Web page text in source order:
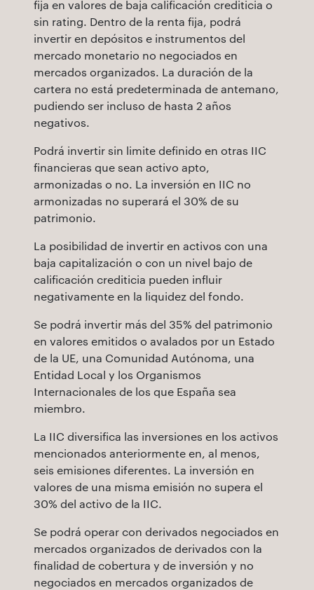
fija en valores de baja calificación crediticia o
sin rating. Dentro de la renta fija, podrá
invertir en depósitos e instrumentos del
mercado monetario no negociados en
mercados organizados. La duración de la
cartera no está predeterminada de antemano,
pudiendo ser incluso de hasta 2 años
negativos.
Podrá invertir sin limite definido en otras IIC
financieras que sean activo apto,
armonizadas o no. La inversión en IIC no
armonizadas no superará el 30% de su
patrimonio.
La posibilidad de invertir en activos con una
baja capitalización o con un nivel bajo de
calificación crediticia pueden influir
negativamente en la liquidez del fondo.
Se podrá invertir más del 35% del patrimonio
en valores emitidos o avalados por un Estado
de la UE, una Comunidad Autónoma, una
Entidad Local y los Organismos
Internacionales de los que España sea
miembro.
La IIC diversifica las inversiones en los activos
mencionados anteriormente en, al menos,
seis emisiones diferentes. La inversión en
valores de una misma emisión no supera el
30% del activo de la IIC.
Se podrá operar con derivados negociados en
mercados organizados de derivados con la
finalidad de cobertura y de inversión y no
negociados en mercados organizados de